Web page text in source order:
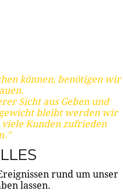
können, benötigen wir
Sicht aus Geben und
bleibt werden wir
Kunden zufrieden
rund um unser
lassen.